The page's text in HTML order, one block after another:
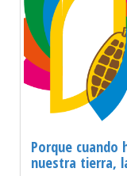
Porque
nuestra tierra,